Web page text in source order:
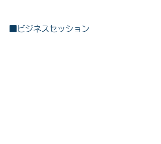
■ビジネスセッション